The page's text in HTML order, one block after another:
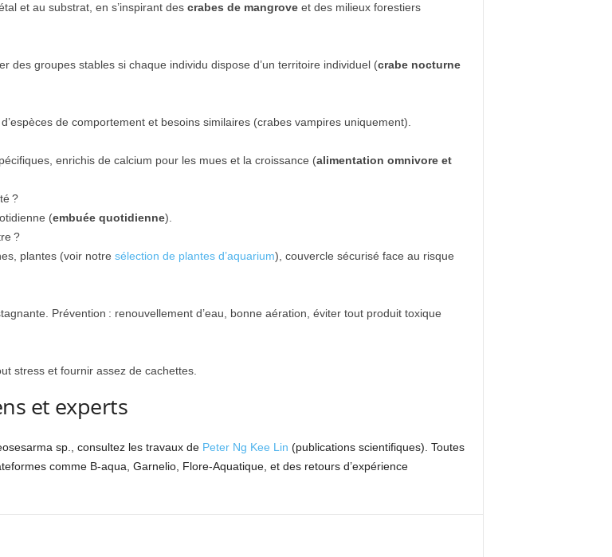
et au substrat, en s’inspirant des crabes de mangroveet des milieux forestiers
des groupes stables si chaque individu dispose d’un territoire individuel (crabe nocturne
de comportement et besoins similaires (crabes vampires uniquement).
enrichis de calcium pour les mues et la croissance (alimentation omnivore et
?
(embuée quotidienne).
?
plantes (voir notre sélection de plantes d’aquarium), couvercle sécurisé face au risque
Prévention : renouvellement d’eau, bonne aération, éviter tout produit toxique
stress et fournir assez de cachettes.
et experts
sp., consultez les travaux de Peter Ng Kee Lin (publications scientifiques). Toutes
comme B-aqua, Garnelio, Flore-Aquatique, et des retours d’expérience